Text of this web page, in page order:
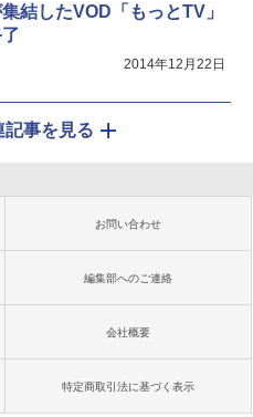
結したVOD「もっとTV」
2014年12月22日
記事を見る
お問い合わせ
編集部へのご連絡
会社概要
特定商取引法に基づく表示